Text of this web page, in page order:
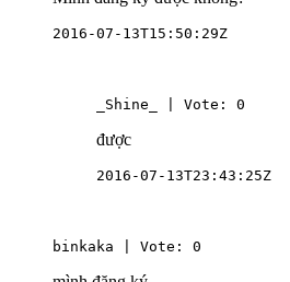
2016-07-13T15:50:29Z
_Shine_ | Vote: 0
được
2016-07-13T23:43:25Z
binkaka | Vote: 0